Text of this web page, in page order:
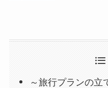
～旅行プランの立